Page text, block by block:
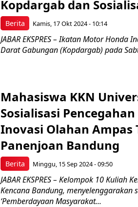
Berita
Kopdargab dan
Kamis, 17 Okt 2024 - 10:14
JABAR EKSPRES – Ikatan Motor
Darat Gabungan (Kopdargab) pada
Berita
Mahasiswa KKN
Sosialisasi
Inovasi Olahan Ampas
Panenjoan Bandung
Minggu, 15 Sep 2024 - 09:50
JABAR EKSPRES – Kelompok 10 Kuliah
Kencana Bandung, menyelenggarakan
‘Pemberdayaan Masyarakat...